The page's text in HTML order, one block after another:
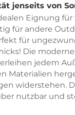
jenseits von
Eignung
für andere
für
Die
jedem
Materialien
widerstehen.
nutzbar und